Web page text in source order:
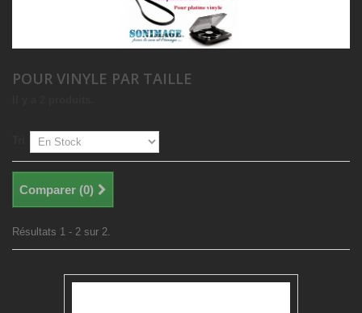
POUR VINYLE PAR TAILLE
Comparer (0)
Résultats 1 - 2 sur 2.